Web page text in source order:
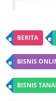
BERITA
BISNIS
BISNIS